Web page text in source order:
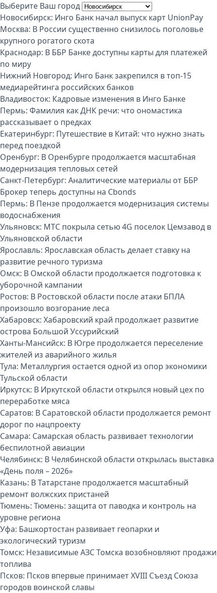
Выберите Ваш город
Новосибирск: Инго Банк начал выпуск карт UnionPay
Москва: В России существенно снизилось поголовье
крупного рогатого скота
Краснодар: В ББР Банке доступны карты для платежей
по миру
Нижний Новгород: Инго Банк закрепился в топ-15
медиарейтинга российских банков
Владивосток: Кадровые изменения в Инго Банке
Пермь: Фамилия как ДНК речи: что ономастика
рассказывает о предках
Екатеринбург: Путешествие в Китай: что нужно знать
перед поездкой
Оренбург: В Оренбурге продолжается масштабная
модернизация тепловых сетей
Санкт-Петербург: Аналитические материалы от ББР
Брокер теперь доступны на Cbonds
Пермь: В Пензе продолжается модернизация системы
водоснабжения
Ульяновск: МТС покрыла сетью 4G поселок Цемзавод в
Ульяновской области
Ярославль: Ярославская область делает ставку на
развитие речного туризма
Омск: В Омской области продолжается подготовка к
уборочной кампании
Ростов: В Ростовской области после атаки БПЛА
произошло возгорание леса
Хабаровск: Хабаровский край продолжает развитие
острова Большой Уссурийский
Ханты-Мансийск: В Югре продолжается переселение
жителей из аварийного жилья
Тула: Металлургия остается одной из опор экономики
Тульской области
Иркутск: В Иркутской области открылся новый цех по
переработке мяса
Саратов: В Саратовской области продолжается ремонт
дорог по нацпроекту
Самара: Самарская область развивает технологии
беспилотной авиации
Челябинск: В Челябинской области открылась выставка
«День поля – 2026»
Казань: В Татарстане продолжается масштабный
ремонт волжских пристаней
Тюмень: Тюмень: защита от паводка и контроль на
уровне региона
Уфа: Башкортостан развивает геопарки и
экологический туризм
Томск: Независимые АЗС Томска возобновляют продажи
топлива
Псков: Псков впервые принимает XVIII Съезд Союза
городов воинской славы